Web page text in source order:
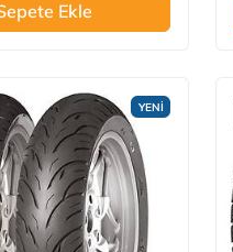
Ekle
YENİ